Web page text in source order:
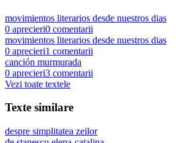
movimientos literarios desde nuestros dias
0 aprecieri0 comentarii
movimientos literarios desde nuestros dias
0 aprecieri1 comentarii
canción murmurada
0 aprecieri3 comentarii
Vezi toate textele
Texte similare
despre simplitatea zeilor